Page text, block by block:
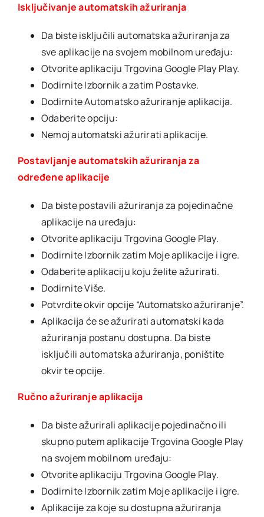
Isključivanje automatskih ažuriranja
Da biste isključili automatska ažuriranja za
sve aplikacije na svojem mobilnom uređaju:
Otvorite aplikaciju Trgovina Google Play Play.
Dodirnite Izbornik a zatim Postavke.
Dodirnite Automatsko ažuriranje aplikacija.
Odaberite opciju:
Nemoj automatski ažurirati aplikacije.
Postavljanje automatskih ažuriranja za
određene aplikacije
Da biste postavili ažuriranja za pojedinačne
aplikacije na uređaju:
Otvorite aplikaciju Trgovina Google Play.
Dodirnite Izbornik zatim Moje aplikacije i igre.
Odaberite aplikaciju koju želite ažurirati.
Dodirnite Više.
Potvrdite okvir opcije “Automatsko ažuriranje”.
Aplikacija će se ažurirati automatski kada
ažuriranja postanu dostupna. Da biste
isključili automatska ažuriranja, poništite
okvir te opcije.
Ručno ažuriranje aplikacija
Da biste ažurirali aplikacije pojedinačno ili
skupno putem aplikacije Trgovina Google Play
na svojem mobilnom uređaju:
Otvorite aplikaciju Trgovina Google Play.
Dodirnite Izbornik zatim Moje aplikacije i igre.
Aplikacije za koje su dostupna ažuriranja